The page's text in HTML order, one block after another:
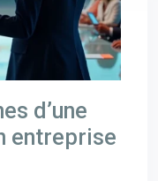
d’une
entreprise